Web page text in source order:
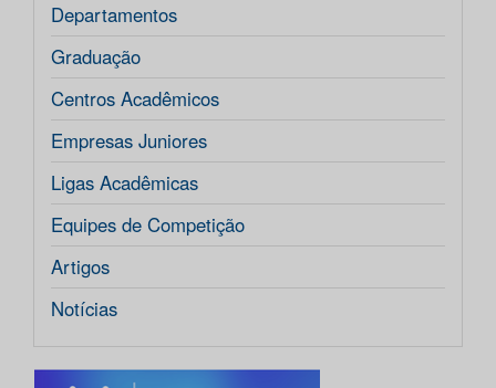
Departamentos
Graduação
Centros Acadêmicos
Empresas Juniores
Ligas Acadêmicas
Equipes de Competição
Artigos
Notícias